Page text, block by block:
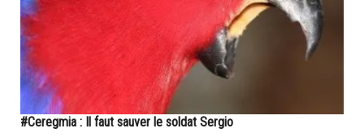
#Ceregmia : Il faut sauver le soldat Sergio